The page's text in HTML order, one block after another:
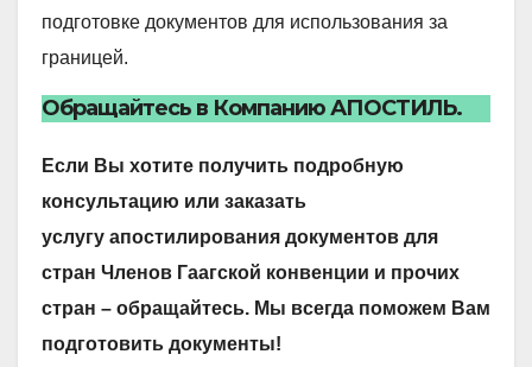
подготовке документов для использования за
границей.
Обращайтесь в Компанию АПОСТИЛЬ.
Если Вы хотите получить подробную
консультацию или заказать
услугу апостилирования документов для
стран Членов Гаагской конвенции и прочих
стран – обращайтесь. Мы всегда поможем Вам
подготовить документы!